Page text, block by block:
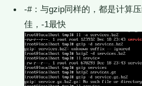
-#：与gzip同样的，都是计算
佳，-1最快